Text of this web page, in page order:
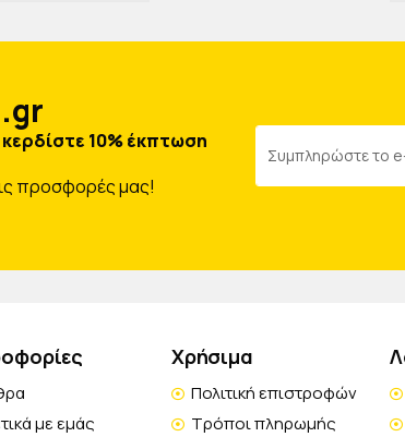
κερδίστε 10% έκπτωση
προσφορές μας!
με εμάς
Χρήσιμα
Πολιτική επιστροφών
Τρόποι πληρωμής